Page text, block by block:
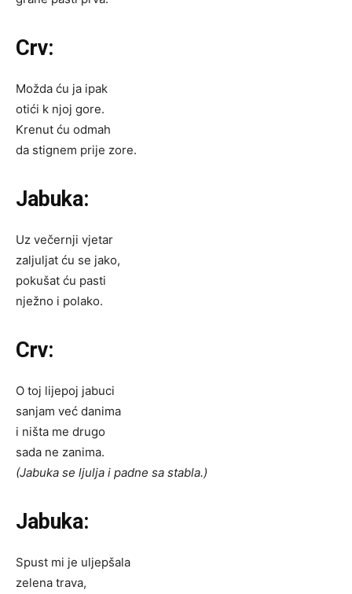
Crv:
Možda ću ja ipak
otići k njoj gore.
Krenut ću odmah
da stignem prije zore.
Jabuka:
Uz večernji vjetar
zaljuljat ću se jako,
pokušat ću pasti
nježno i polako.
Crv:
O toj lijepoj jabuci
sanjam već danima
i ništa me drugo
sada ne zanima.
(Jabuka se ljulja i padne sa stabla.)
Jabuka:
Spust mi je uljepšala
zelena trava,